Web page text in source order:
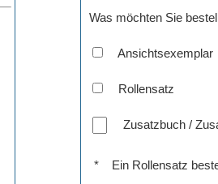
Was möchten Sie
Ansichtsexemplar
Rollensatz
Zusatzbuch /
*
Ein Rollensatz